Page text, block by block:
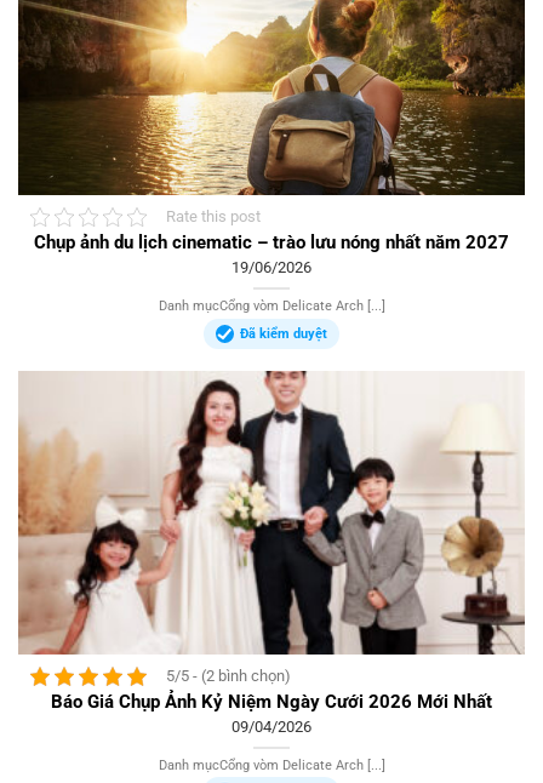
Rate this post
Chụp ảnh du lịch cinematic – trào lưu nóng nhất năm 2027
19/06/2026
Danh mụcCổng vòm Delicate Arch [...]
Đã kiểm duyệt
5/5 - (2 bình chọn)
Báo Giá Chụp Ảnh Kỷ Niệm Ngày Cưới 2026 Mới Nhất
09/04/2026
Danh mụcCổng vòm Delicate Arch [...]